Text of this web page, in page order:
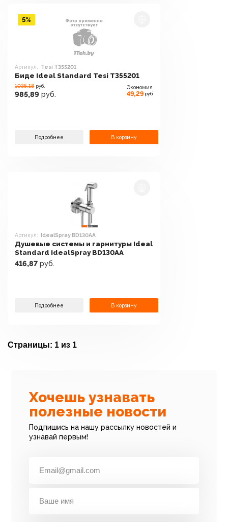
Артикул: Tesi T355201
Биде Ideal Standard Tesi T355201
1035.18 руб.
985,89 руб.
Экономия
49,29 руб.
Подробнее В корзину
5%
Артикул: IdealSpray BD130AA
Душевые системы и гарнитуры Ideal
Standard IdealSpray BD130AA
416,87 руб.
Подробнее В корзину
Страницы: 1 из 1
Хочешь узнавать
полезные новости
Подпишись на нашу рассылку новостей и
узнавай первым!